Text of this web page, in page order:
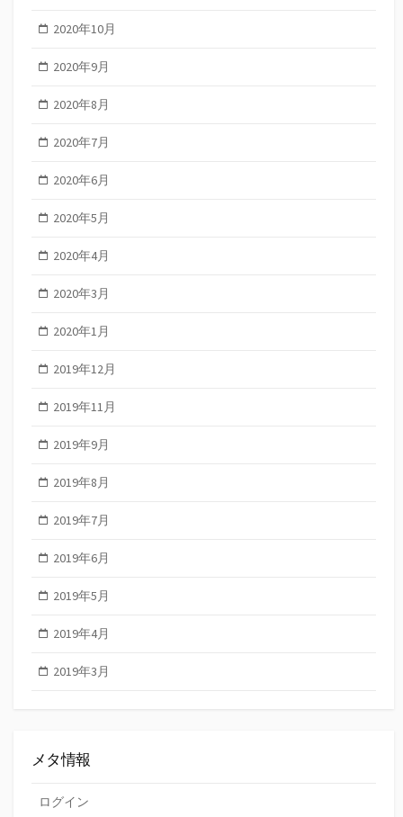
2020年10月
2020年9月
2020年8月
2020年7月
2020年6月
2020年5月
2020年4月
2020年3月
2020年1月
2019年12月
2019年11月
2019年9月
2019年8月
2019年7月
2019年6月
2019年5月
2019年4月
2019年3月
メタ情報
ログイン